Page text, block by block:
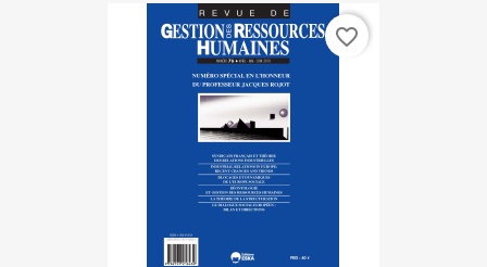
favorite_border